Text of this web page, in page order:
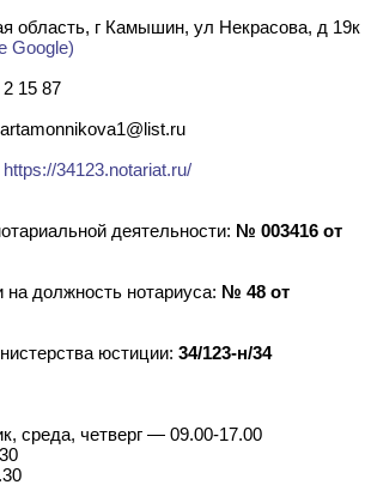
область, г Камышин, ул Некрасова, д 19к
Google)
15 87
https://34123.notariat.ru/
деятельности: № 003416 от
на должность нотариуса: № 48 от
юстиции: 34/123-н/34
среда, четверг — 09.00-17.00